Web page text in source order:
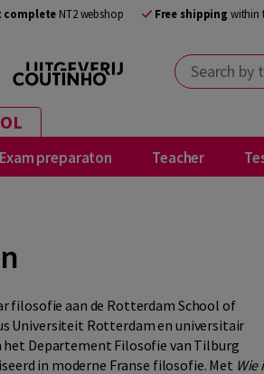
complete NT2 webshop Free shipping within
Search by
Exam preparaton Teacher
filosofie aan de Rotterdam School of
Universiteit Rotterdam en universitair
Departement Filosofie van Tilburg
in moderne Franse filosofie. Met Wie